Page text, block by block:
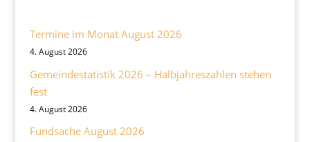
Termine im Monat August 2026
4. August 2026
Gemeindestatistik 2026 – Halbjahreszahlen stehen
fest
4. August 2026
Fundsache August 2026